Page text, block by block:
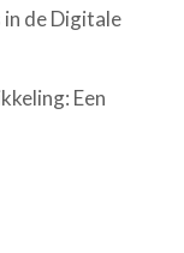
de Digitale
Een